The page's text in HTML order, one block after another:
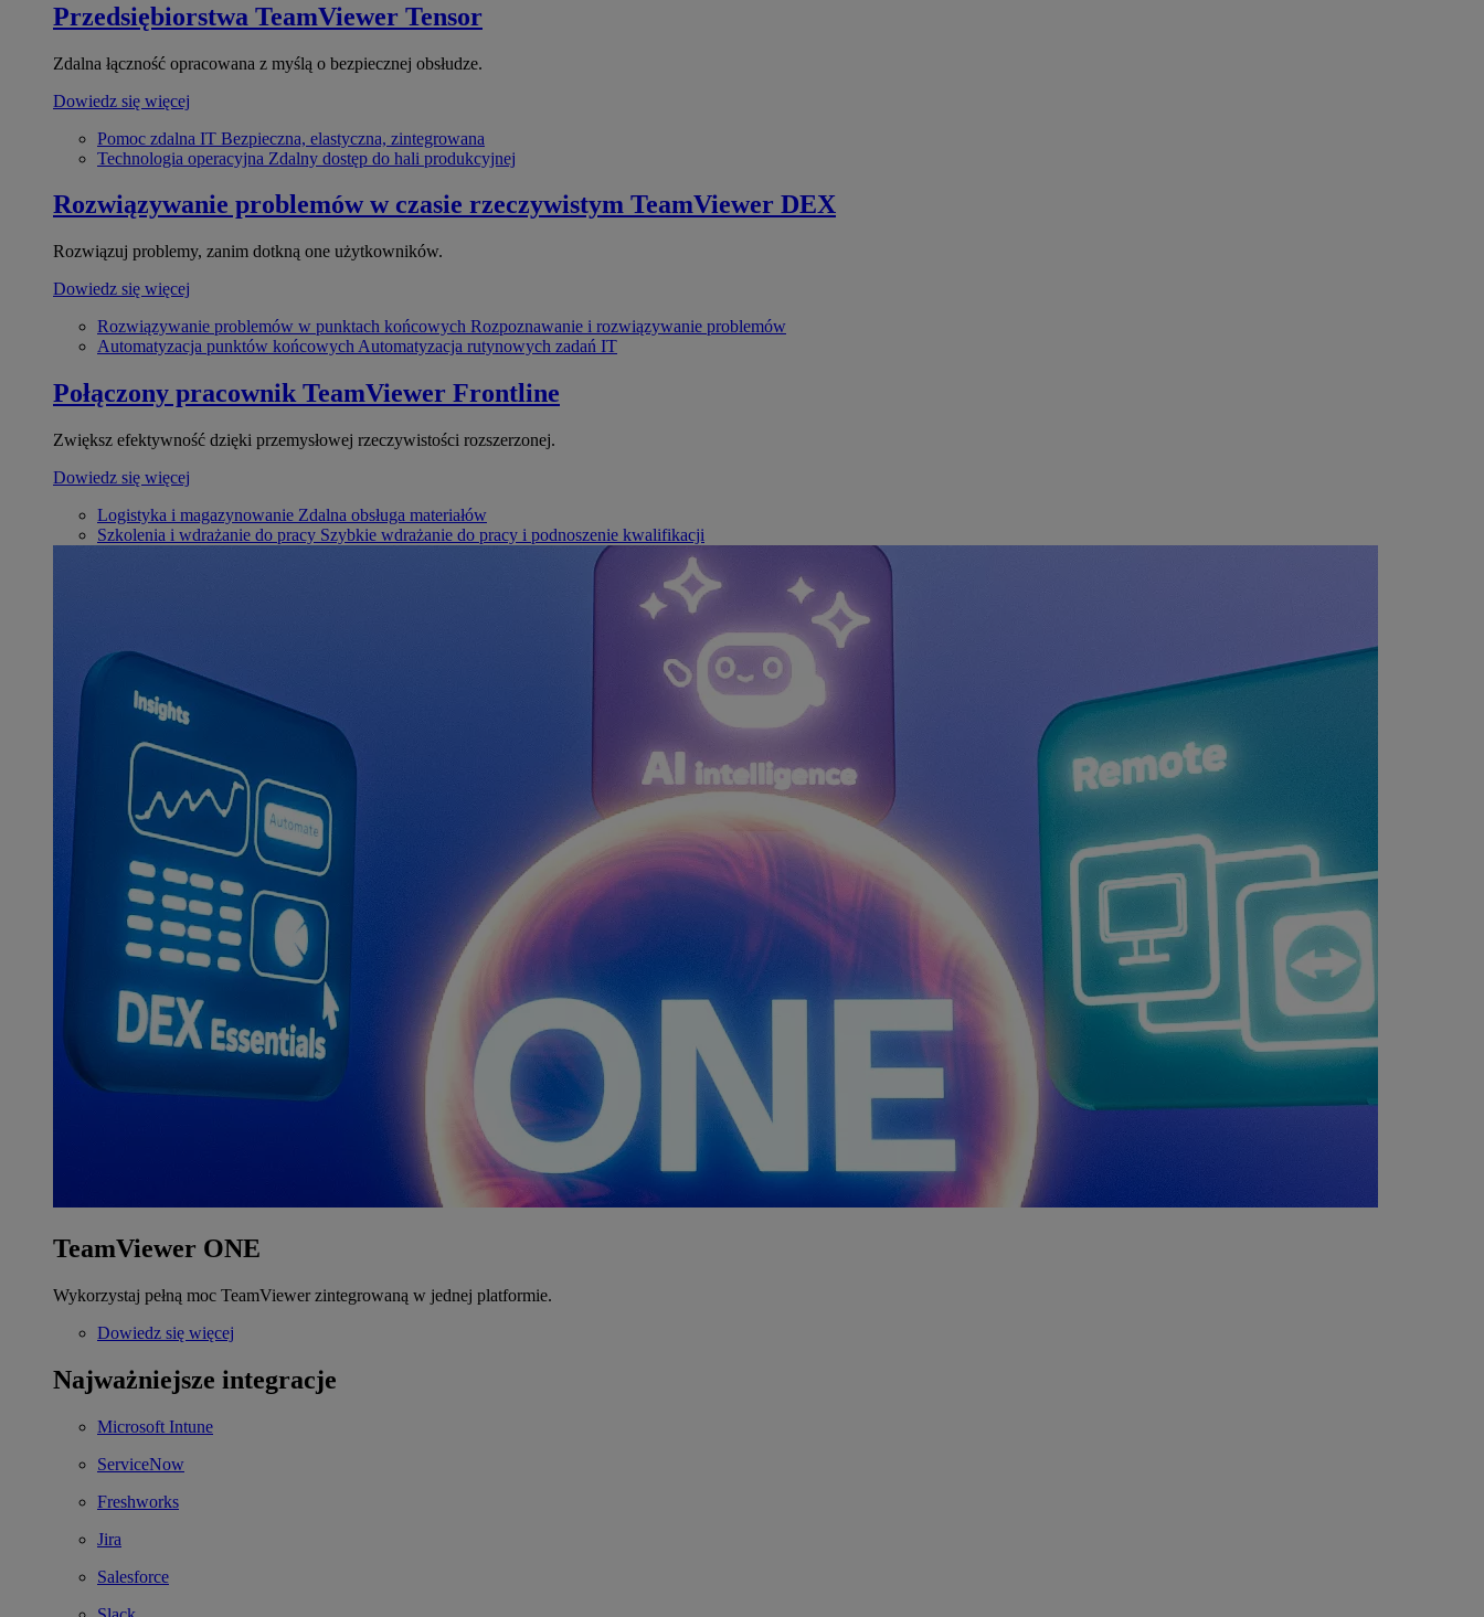
Przedsiębiorstwa TeamViewer Tensor
Zdalna łączność opracowana z myślą o bezpiecznej obsłudze.
Dowiedz się więcej
Pomoc zdalna IT Bezpieczna, elastyczna, zintegrowana
Technologia operacyjna Zdalny dostęp do hali produkcyjnej
Rozwiązywanie problemów w czasie rzeczywistym TeamViewer DEX
Rozwiązuj problemy, zanim dotkną one użytkowników.
Dowiedz się więcej
Rozwiązywanie problemów w punktach końcowych Rozpoznawanie i rozwiązywanie problemów
Automatyzacja punktów końcowych Automatyzacja rutynowych zadań IT
Połączony pracownik TeamViewer Frontline
Zwiększ efektywność dzięki przemysłowej rzeczywistości rozszerzonej.
Dowiedz się więcej
Logistyka i magazynowanie Zdalna obsługa materiałów
Szkolenia i wdrażanie do pracy Szybkie wdrażanie do pracy i podnoszenie kwalifikacji
TeamViewer ONE
Wykorzystaj pełną moc TeamViewer zintegrowaną w jednej platformie.
Dowiedz się więcej
Najważniejsze integracje
Microsoft Intune
ServiceNow
Freshworks
Jira
Salesforce